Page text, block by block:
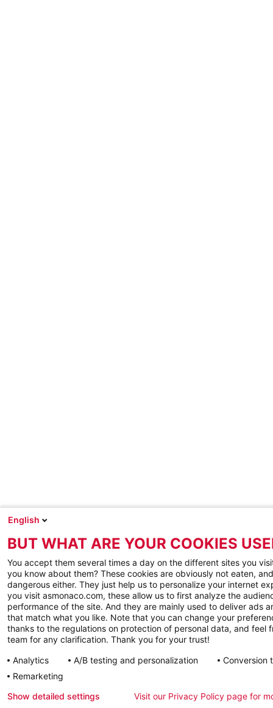
English
BUT WHAT ARE YOUR COOKIES
You accept them several times a day on the different sites you
you know about them? These cookies are obviously not eaten,
dangerous either. They just help us to personalize your internet
you visit asmonaco.com, these allow us to first analyze the
performance of the site. And they are mainly used to deliver ads
that match what you like. Note that you can change your
thanks to the regulations on protection of personal data, and feel
team for any clarification. Thank you for your trust!
Analytics
A/B testing and personalization
Conversion
Remarketing
Show detailed settings
Visit our Privacy Policy page for